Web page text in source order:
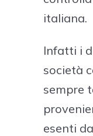
italiana.
Infatti i
società
sempre
esenti